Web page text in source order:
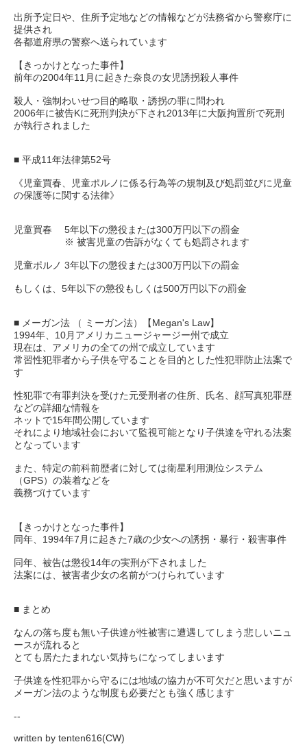
出所予定日や、住所予定地などの情報などが法務省から警察庁に
提供され
各都道府県の警察へ送られています
【きっかけとなった事件】
前年の2004年11月に起きた奈良の女児誘拐殺人事件
殺人・強制わいせつ目的略取・誘拐の罪に問われ
2006年に被告Kに死刑判決が下され2013年に大阪拘置所で死刑
が執行されました
■ 平成11年法律第52号
《児童買春、児童ポルノに係る行為等の規制及び処罰並びに児童
の保護等に関する法律》
児童買春 5年以下の懲役または300万円以下の罰金
※ 被害児童の告訴がなくても処罰されます
児童ポルノ 3年以下の懲役または300万円以下の罰金
もしくは、5年以下の懲役もしくは500万円以下の罰金
■ メーガン法 （ ミーガン法）【Megan's Law】
1994年、10月アメリカニュージャージー州で成立
現在は、アメリカの全ての州で成立しています
常習性犯罪者から子供を守ることを目的とした性犯罪防止法案で
す
性犯罪で有罪判決を受けた元受刑者の住所、氏名、顔写真犯罪歴
などの詳細な情報を
ネットで15年間公開しています
それにより地域社会において監視可能となり子供達を守れる法案
となっています
また、特定の前科前歴者に対しては衛星利用測位システム
（GPS）の装着などを
義務づけています
【きっかけとなった事件】
同年、1994年7月に起きた7歳の少女への誘拐・暴行・殺害事件
同年、被告は懲役14年の実刑が下されました
法案には、被害者少女の名前がつけられています
■ まとめ
なんの落ち度も無い子供達が性被害に遭遇してしまう悲しいニュ
ースが流れると
とても居たたまれない気持ちになってしまいます
子供達を性犯罪から守るには地域の協力が不可欠だと思いますが
メーガン法のような制度も必要だとも強く感じます
--
written by tenten616(CW)